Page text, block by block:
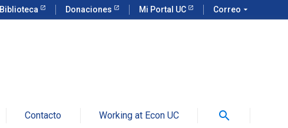
Biblioteca Donaciones Mi Portal UC Correo arrow_drop_down
Contacto Working at Econ UC search